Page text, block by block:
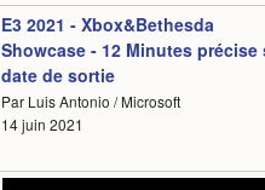
E3 2021 - Xbox&Bethesda
Showcase - 12 Minutes précise
date de sortie
Par Luis Antonio / Microsoft
14 juin 2021